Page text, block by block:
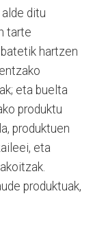
alde ditu
tarte
hartzen
eta buelta
produktu
produktuen
eta
produktuak,